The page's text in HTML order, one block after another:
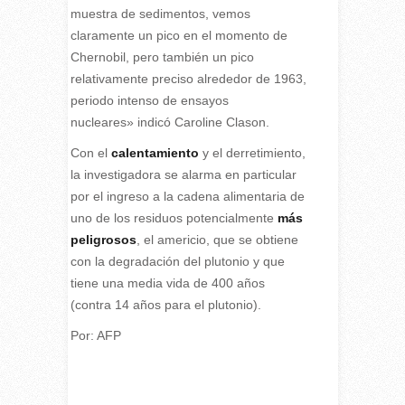
muestra de sedimentos, vemos
claramente un pico en el momento de
Chernobil, pero también un pico
relativamente preciso alrededor de 1963,
periodo intenso de ensayos
nucleares» indicó Caroline Clason.
Con el calentamiento y el derretimiento,
la investigadora se alarma en particular
por el ingreso a la cadena alimentaria de
uno de los residuos potencialmente más
peligrosos, el americio, que se obtiene
con la degradación del plutonio y que
tiene una media vida de 400 años
(contra 14 años para el plutonio).
Por: AFP